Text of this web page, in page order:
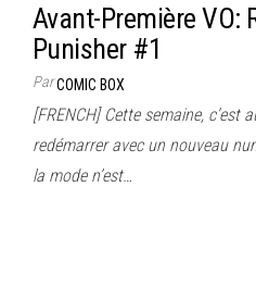
Avant-Première VO:
Punisher #1
ParCOMIC BOX
[FRENCH] Cette semaine, c’est
redémarrer avec un nouveau
la mode n’est…